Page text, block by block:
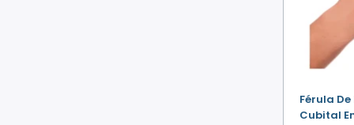
Férula
Cubital